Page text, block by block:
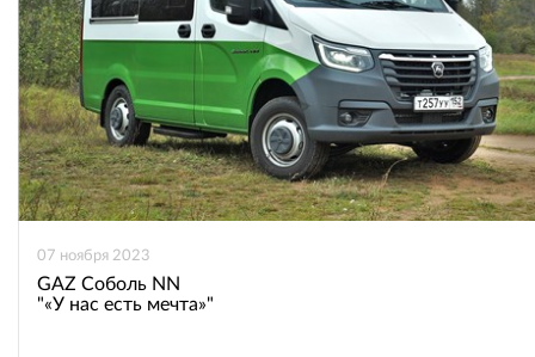
07 ноября 2023
GAZ Соболь NN
"«У нас есть мечта»"